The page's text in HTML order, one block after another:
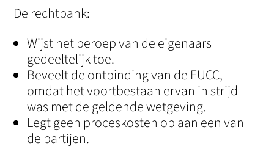
De rechtbank:
Wijst het beroep van de eigenaars
gedeeltelijk toe.
Beveelt de ontbinding van de EUCC,
omdat het voortbestaan ervan in strijd
was met de geldende wetgeving.
Legt geen proceskosten op aan een van
de partijen.